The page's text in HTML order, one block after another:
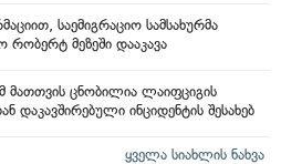
საემიგრაციო სამსახურმა
მეზეში დააკავა
მათთვის ცნობილია ლაიფციგის
ინციდენტის შესახებ
ყველა სიახლის ნახვა